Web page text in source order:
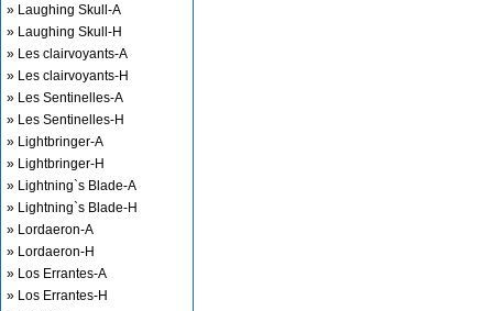
» Laughing Skull-A
» Laughing Skull-H
» Les clairvoyants-A
» Les clairvoyants-H
» Les Sentinelles-A
» Les Sentinelles-H
» Lightbringer-A
» Lightbringer-H
» Lightning`s Blade-A
» Lightning`s Blade-H
» Lordaeron-A
» Lordaeron-H
» Los Errantes-A
» Los Errantes-H